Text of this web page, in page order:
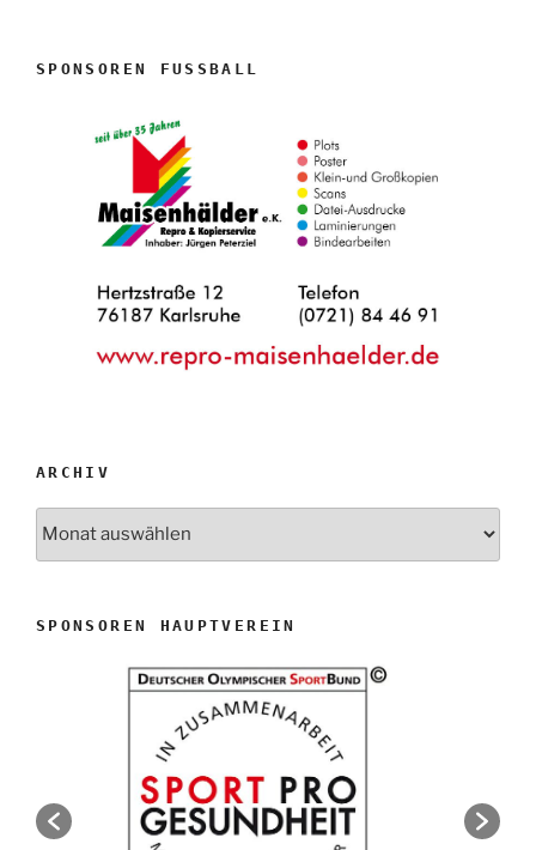
SPONSOREN FUSSBALL
ARCHIV
SPONSOREN HAUPTVEREIN